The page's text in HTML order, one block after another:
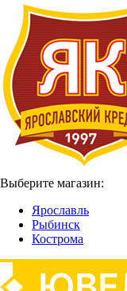
Выберите магазин:
Ярославль
Рыбинск
Кострома